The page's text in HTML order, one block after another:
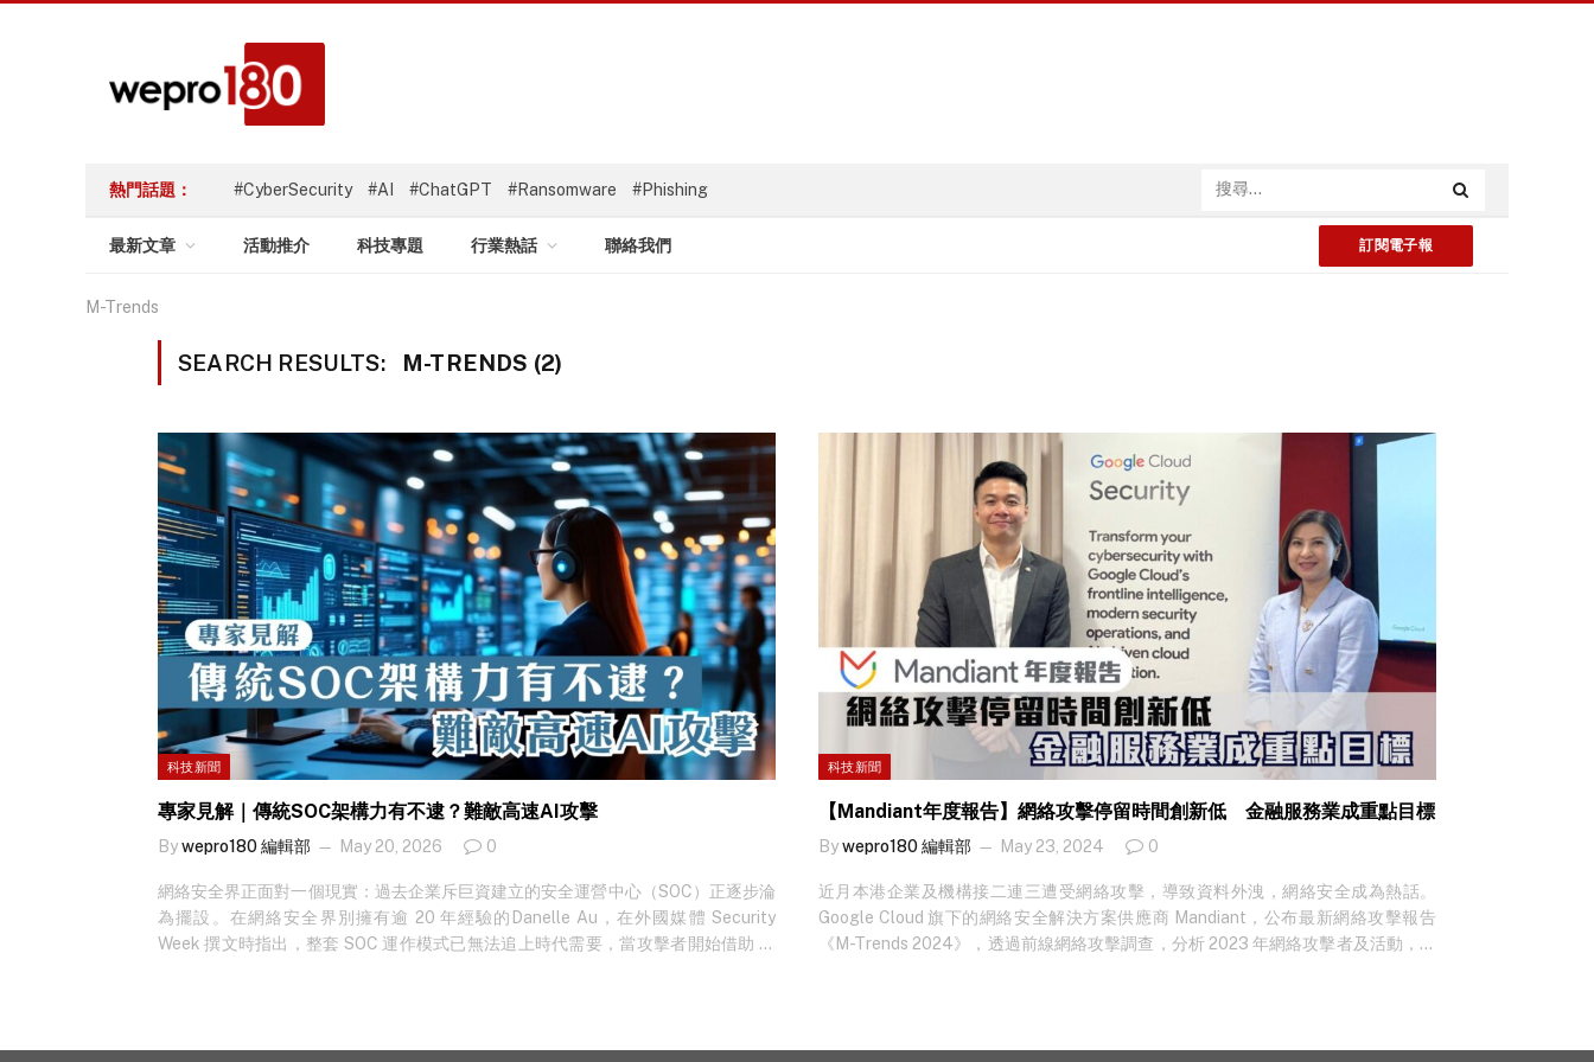
熱門話題： #CyberSecurity #AI #ChatGPT #Ransomware #Phishing
最新文章 活動推介 科技專題 行業熱話 聯絡我們 訂閱電子報
M-Trends
SEARCH RESULTS: M-TRENDS (2)
科技新聞
專家見解｜傳統SOC架構力有不逮？難敵高速AI攻擊
Bywepro180 編輯部 May 20, 2026 0
網絡安全界正面對一個現實：過去企業斥巨資建立的安全運營中心（SOC）正逐步淪
為擺設。在網絡安全界別擁有逾 20 年經驗的Danelle Au，在外國媒體 Security
Week 撰文時指出，整套 SOC 運作模式已無法追上時代需要，當攻擊者開始借助 AI
寫編碼的 AI 惡意程式 PROMPTFLUX。它能夠實時與…
科技新聞
【Mandiant年度報告】網絡攻擊停留時間創新低 金融服務業成重點目標
Bywepro180 編輯部 May 23, 2024 0
近月本港企業及機構接二連三遭受網絡攻擊，導致資料外洩，網絡安全成為熱話。
Google Cloud 旗下的網絡安全解決方案供應商 Mandiant，公布最新網絡攻擊報告
《M-Trends 2024》，透過前線網絡攻擊調查，分析 2023 年網絡攻擊者及活動，發
入侵時間，由 2022 年的 16 天下降至 2023 年的 10 天，而內部威脅偵測攻擊事件亦